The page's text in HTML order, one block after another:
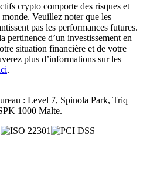
crypto comporte des risques et
Veuillez noter que les
pas les performances futures.
pertinence d’un investissement en
situation financière et de votre
plus d’informations sur les
.
: Level 7, Spinola Park, Triq
1000 Malte.